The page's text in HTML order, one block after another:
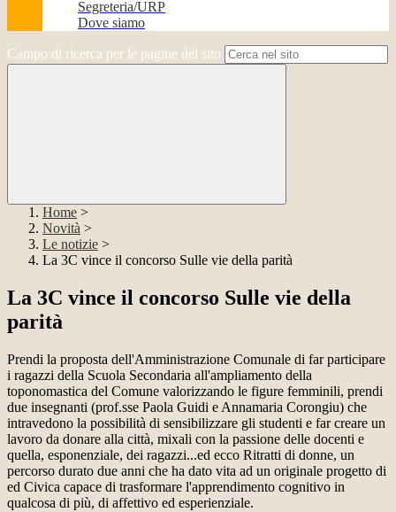
Segreteria/URP
Dove siamo
Campo di ricerca per le pagine del sito
Home >
Novità >
Le notizie >
La 3C vince il concorso Sulle vie della parità
La 3C vince il concorso Sulle vie della
parità
Prendi la proposta dell'Amministrazione Comunale di far participare
i ragazzi della Scuola Secondaria all'ampliamento della
toponomastica del Comune valorizzando le figure femminili, prendi
due insegnanti (prof.sse Paola Guidi e Annamaria Corongiu) che
intravedono la possibilità di sensibilizzare gli studenti e far creare un
lavoro da donare alla città, mixali con la passione delle docenti e
quella, esponenziale, dei ragazzi...ed ecco Ritratti di donne, un
percorso durato due anni che ha dato vita ad un originale progetto di
ed Civica capace di trasformare l'apprendimento cognitivo in
qualcosa di più, di affettivo ed esperienziale.